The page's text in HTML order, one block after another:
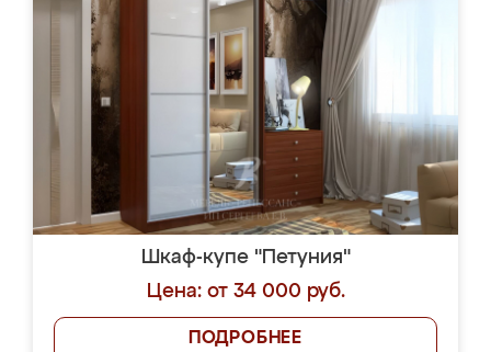
Шкаф-купе "Петуния"
Цена: от 34 000 руб.
ПОДРОБНЕЕ